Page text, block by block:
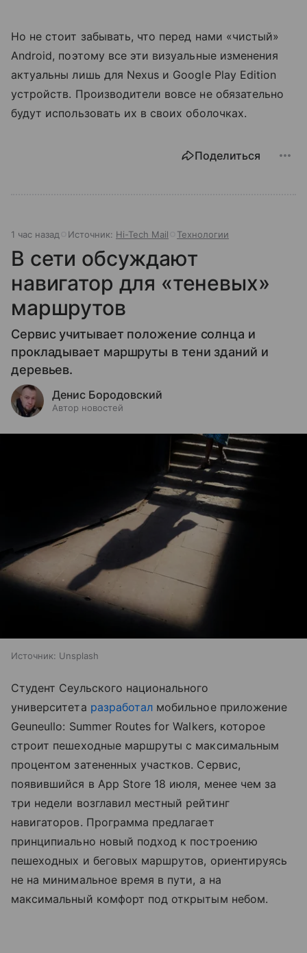
Но не стоит забывать, что перед нами «чистый»
Android, поэтому все эти визуальные изменения
актуальны лишь для Nexus и Google Play Edition
устройств. Производители вовсе не обязательно
будут использовать их в своих оболочках.
Поделиться
1 час назад Источник: Hi-Tech Mail Технологии
В сети обсуждают
навигатор для «теневых»
маршрутов
Сервис учитывает положение солнца и
прокладывает маршруты в тени зданий и
деревьев.
Денис Бородовский
Автор новостей
Источник: Unsplash
Студент Сеульского национального
университета разработал мобильное приложение
Geuneullo: Summer Routes for Walkers, которое
строит пешеходные маршруты с максимальным
процентом затененных участков. Сервис,
появившийся в App Store 18 июля, менее чем за
три недели возглавил местный рейтинг
навигаторов. Программа предлагает
принципиально новый подход к построению
пешеходных и беговых маршрутов, ориентируясь
не на минимальное время в пути, а на
максимальный комфорт под открытым небом.